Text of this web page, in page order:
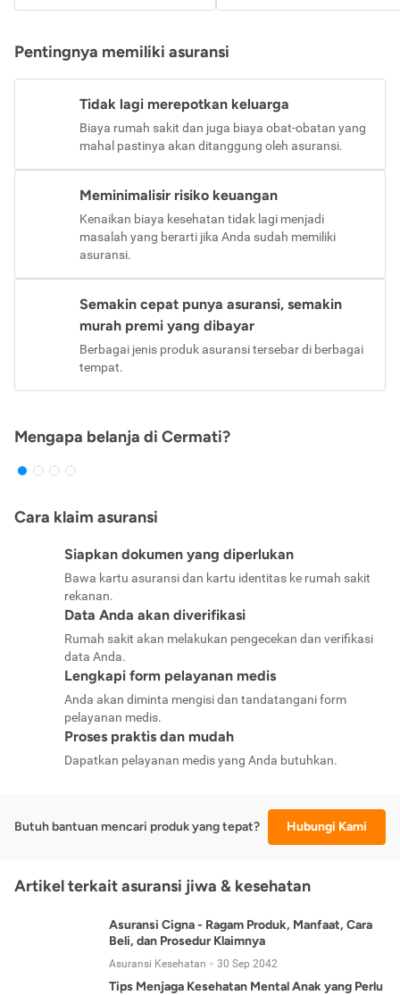
Pentingnya memiliki asuransi
Tidak lagi merepotkan keluarga
Biaya rumah sakit dan juga biaya obat-obatan yang
mahal pastinya akan ditanggung oleh asuransi.
Meminimalisir risiko keuangan
Kenaikan biaya kesehatan tidak lagi menjadi
masalah yang berarti jika Anda sudah memiliki
asuransi.
Semakin cepat punya asuransi, semakin
murah premi yang dibayar
Berbagai jenis produk asuransi tersebar di berbagai
tempat.
Mengapa belanja di Cermati?
Cara klaim asuransi
Siapkan dokumen yang diperlukan
Bawa kartu asuransi dan kartu identitas ke rumah sakit
rekanan.
Data Anda akan diverifikasi
Rumah sakit akan melakukan pengecekan dan verifikasi
data Anda.
Lengkapi form pelayanan medis
Anda akan diminta mengisi dan tandatangani form
pelayanan medis.
Proses praktis dan mudah
Dapatkan pelayanan medis yang Anda butuhkan.
Butuh bantuan mencari produk yang tepat? Hubungi Kami
Artikel terkait asuransi jiwa & kesehatan
Asuransi Cigna - Ragam Produk, Manfaat, Cara
Beli, dan Prosedur Klaimnya
Asuransi Kesehatan 30 Sep 2042
Tips Menjaga Kesehatan Mental Anak yang Perlu